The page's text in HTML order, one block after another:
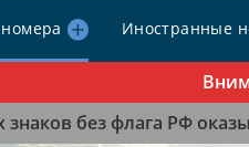
Иностранные
без флага РФ